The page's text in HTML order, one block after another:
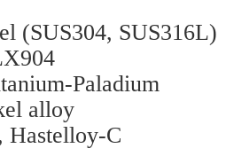
(SUS304, SUS316L)
Paladium
alloy
Hastelloy-C